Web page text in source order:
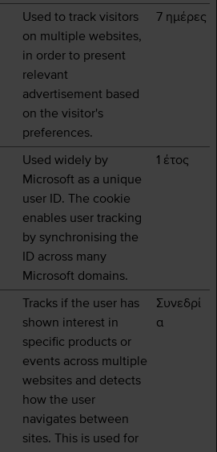
Used to track visitors
on multiple websites,
in order to present
relevant
advertisement based
on the visitor's
preferences.
7 ημέρες
Used widely by
Microsoft as a unique
user ID. The cookie
enables user tracking
by synchronising the
ID across many
Microsoft domains.
1 έτος
Tracks if the user has
shown interest in
specific products or
events across multiple
websites and detects
how the user
navigates between
sites. This is used for
Συνεδρί
α